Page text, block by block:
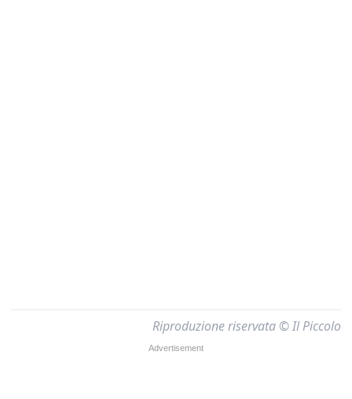
Riproduzione riservata © Il Piccolo